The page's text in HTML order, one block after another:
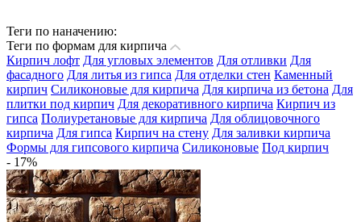
Теги по наначению:
Теги по формам для кирпича
Кирпич лофт Для угловых элементов Для отливки Для
фасадного Для литья из гипса Для отделки стен Каменный
кирпич Силиконовые для кирпича Для кирпича из бетона Для
плитки под кирпич Для декоративного кирпича Кирпич из
гипса Полиуретановые для кирпича Для облицовочного
кирпича Для гипса Кирпич на стену Для заливки кирпича
Формы для гипсового кирпича Силиконовые Под кирпич
- 17%